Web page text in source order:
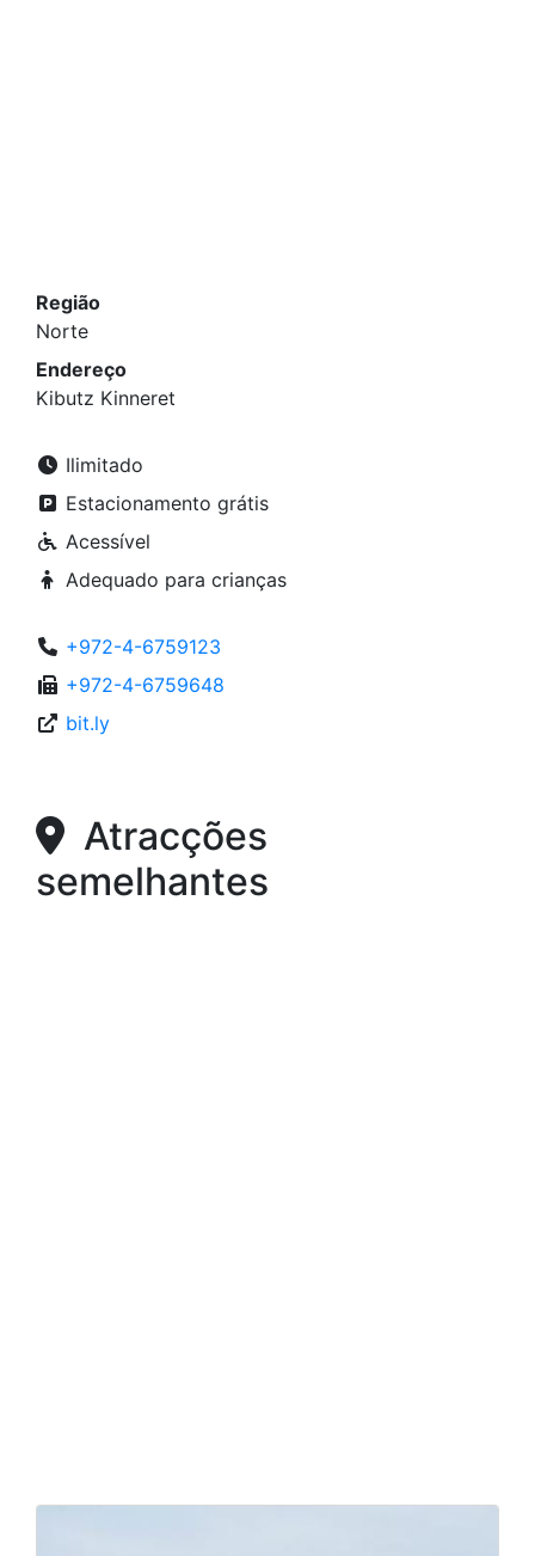
Região
Norte
Endereço
Kibutz Kinneret
Ilimitado
Estacionamento grátis
Acessível
Adequado para crianças
+972-4-6759123
+972-4-6759648
bit.ly
Atracções
semelhantes